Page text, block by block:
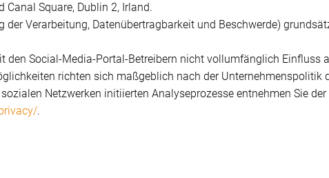
Canal Square, Dublin 2, Irland.
Verarbeitung, Datenübertragbarkeit und Beschwerde)
Social-Media-Portal-Betreibern nicht vollumfänglich Einfluss
richten sich maßgeblich nach der Unternehmenspolitik
Netzwerken initiierten Analyseprozesse entnehmen Sie der
.